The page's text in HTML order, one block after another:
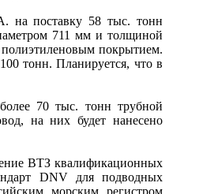
на поставку 58 тыс. тонн
711 мм и толщиной
покрытием.
тонн. Планируется, что в
70 тыс. тонн трубной
на них будет нанесено
ВТЗ квалификационных
DNV для подводных
морским регистром